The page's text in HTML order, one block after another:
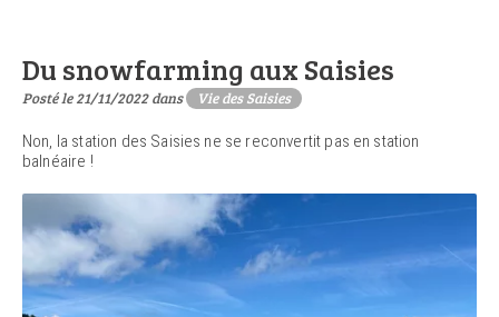
Du snowfarming aux Saisies
Posté le 21/11/2022 dans Vie des Saisies
Non, la station des Saisies ne se reconvertit pas en station
balnéaire !